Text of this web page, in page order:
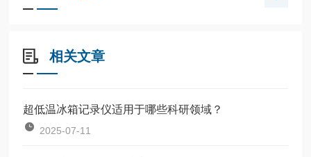
相关文章
超低温冰箱记录仪适用于哪些科研领域？
2025-07-11